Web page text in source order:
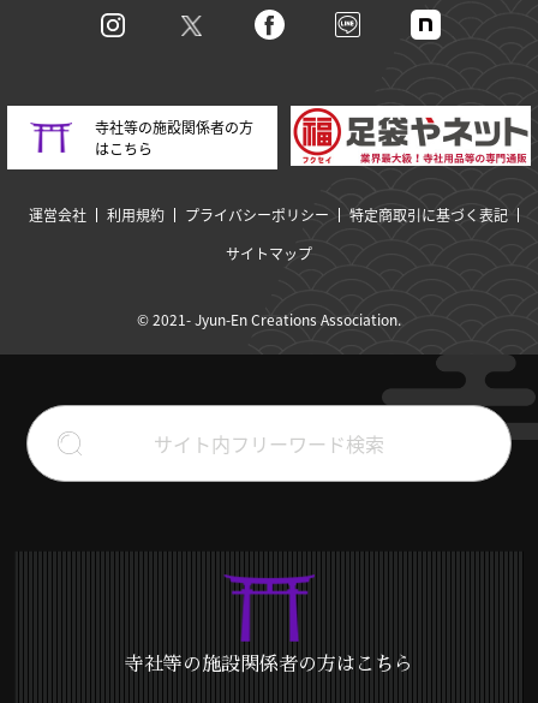
寺社等の施設関係者の方
はこちら
運営会社 利用規約 プライバシーポリシー
特定商取引に基づく表記
サイトマップ
© 2021- Jyun-En Creations Association.
寺社等の施設関係者の方はこちら